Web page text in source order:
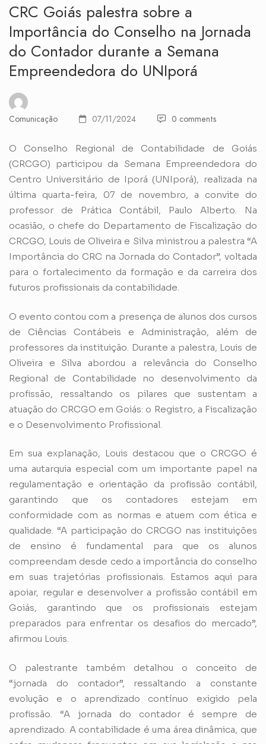
CRC Goiás palestra sobre a
Importância do Conselho na Jornada
do Contador durante a Semana
Empreendedora do UNIporá
Comunicação 07/11/2024 0 comments
O Conselho Regional de Contabilidade de Goiás
(CRCGO) participou da Semana Empreendedora do
Centro Universitário de Iporá (UNIporá), realizada na
última quarta-feira, 07 de novembro, a convite do
professor de Prática Contábil, Paulo Alberto. Na
ocasião, o chefe do Departamento de Fiscalização do
CRCGO, Louis de Oliveira e Silva ministrou a palestra “A
Importância do CRC na Jornada do Contador”, voltada
para o fortalecimento da formação e da carreira dos
futuros profissionais da contabilidade.
O evento contou com a presença de alunos dos cursos
de Ciências Contábeis e Administração, além de
professores da instituição. Durante a palestra, Louis de
Oliveira e Silva abordou a relevância do Conselho
Regional de Contabilidade no desenvolvimento da
profissão, ressaltando os pilares que sustentam a
atuação do CRCGO em Goiás: o Registro, a Fiscalização
e o Desenvolvimento Profissional.
Em sua explanação, Louis destacou que o CRCGO é
uma autarquia especial com um importante papel na
regulamentação e orientação da profissão contábil,
garantindo que os contadores estejam em
conformidade com as normas e atuem com ética e
qualidade. “A participação do CRCGO nas instituições
de ensino é fundamental para que os alunos
compreendam desde cedo a importância do conselho
em suas trajetórias profissionais. Estamos aqui para
apoiar, regular e desenvolver a profissão contábil em
Goiás, garantindo que os profissionais estejam
preparados para enfrentar os desafios do mercado”,
afirmou Louis.
O palestrante também detalhou o conceito de
“jornada do contador”, ressaltando a constante
evolução e o aprendizado contínuo exigido pela
profissão. “A jornada do contador é sempre de
aprendizado. A contabilidade é uma área dinâmica, que